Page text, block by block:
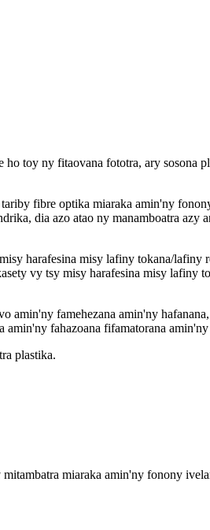
toy ny fitaovana fototra, ary sosona
fibre optika miaraka amin'ny
dia azo atao ny manamboatra azy
harafesina misy lafiny tokana/lafiny
vy tsy misy harafesina misy lafiny
amin'ny famehezana amin'ny
fahazoana fifamatorana
plastika.
miaraka amin'ny fonony